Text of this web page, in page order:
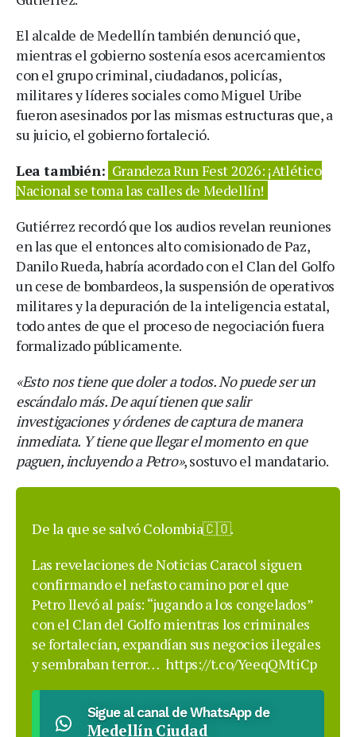
El alcalde de Medellín también denunció que,
mientras el gobierno sostenía esos acercamientos
con el grupo criminal, ciudadanos, policías,
militares y líderes sociales como Miguel Uribe
fueron asesinados por las mismas estructuras que, a
su juicio, el gobierno fortaleció.
Lea también: Grandeza Run Fest 2026: ¡Atlético
Nacional se toma las calles de Medellín!
Gutiérrez recordó que los audios revelan reuniones
en las que el entonces alto comisionado de Paz,
Danilo Rueda, habría acordado con el Clan del Golfo
un cese de bombardeos, la suspensión de operativos
militares y la depuración de la inteligencia estatal,
todo antes de que el proceso de negociación fuera
formalizado públicamente.
«Esto nos tiene que doler a todos. No puede ser un
escándalo más. De aquí tienen que salir
investigaciones y órdenes de captura de manera
inmediata. Y tiene que llegar el momento en que
paguen, incluyendo a Petro», sostuvo el mandatario.
De la que se salvó Colombia🇨🇴.
Las revelaciones de Noticias Caracol siguen
confirmando el nefasto camino por el que
Petro llevó al país: “jugando a los congelados”
con el Clan del Golfo mientras los criminales
se fortalecían, expandían sus negocios ilegales
y sembraban terror… https://t.co/YeeqQMtiCp
Sigue al canal de WhatsApp de
Medellín Ciudad